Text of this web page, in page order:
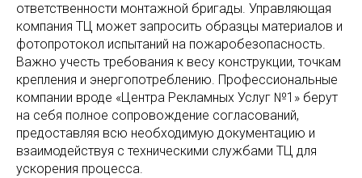
ответственности монтажной бригады. Управляющая
компания ТЦ может запросить образцы материалов и
фотопротокол испытаний на пожаробезопасность.
Важно учесть требования к весу конструкции, точкам
крепления и энергопотреблению. Профессиональные
компании вроде «Центра Рекламных Услуг №1» берут
на себя полное сопровождение согласований,
предоставляя всю необходимую документацию и
взаимодействуя с техническими службами ТЦ для
ускорения процесса.